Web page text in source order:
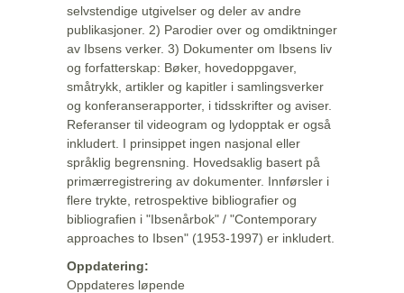
selvstendige utgivelser og deler av andre
publikasjoner. 2) Parodier over og omdiktninger
av Ibsens verker. 3) Dokumenter om Ibsens liv
og forfatterskap: Bøker, hovedoppgaver,
småtrykk, artikler og kapitler i samlingsverker
og konferanserapporter, i tidsskrifter og aviser.
Referanser til videogram og lydopptak er også
inkludert. I prinsippet ingen nasjonal eller
språklig begrensning. Hovedsaklig basert på
primærregistrering av dokumenter. Innførsler i
flere trykte, retrospektive bibliografier og
bibliografien i "Ibsenårbok" / "Contemporary
approaches to Ibsen" (1953-1997) er inkludert.
Oppdatering:
Oppdateres løpende